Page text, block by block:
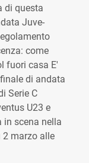
di questa
Juve-
come
fuori casa E'
di andata
Serie C
U23 e
in scena nella
marzo alle